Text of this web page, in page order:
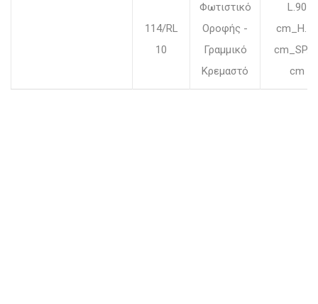
114/RL
10
Φωτιστικό
Οροφής -
Γραμμικό
Κρεμαστό
L.90
cm_H.55
cm